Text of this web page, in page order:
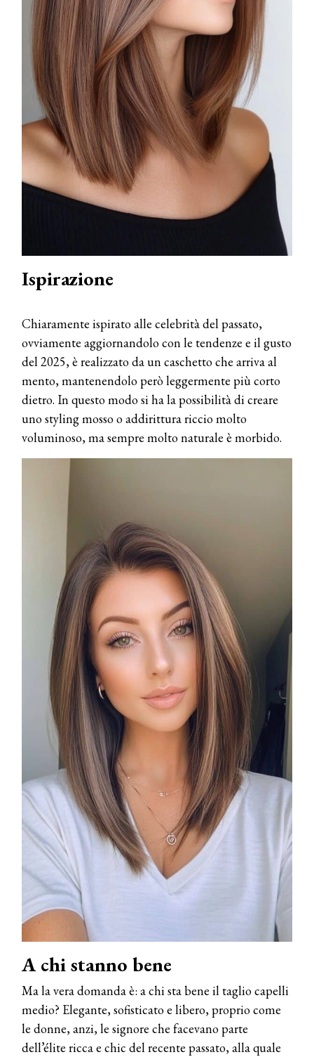
Ispirazione
Chiaramente ispirato alle celebrità del passato,
ovviamente aggiornandolo con le tendenze e il gusto
del 2025, è realizzato da un caschetto che arriva al
mento, mantenendolo però leggermente più corto
dietro. In questo modo si ha la possibilità di creare
uno styling mosso o addirittura riccio molto
voluminoso, ma sempre molto naturale è morbido.
A chi stanno bene
Ma la vera domanda è: a chi sta bene il taglio capelli
medio? Elegante, sofisticato e libero, proprio come
le donne, anzi, le signore che facevano parte
dell’élite ricca e chic del recente passato, alla quale